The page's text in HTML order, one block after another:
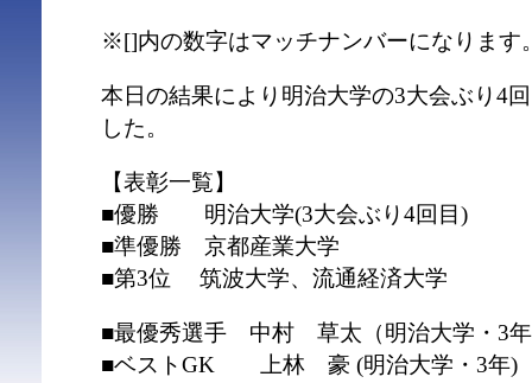
※[]内の数字はマッチナンバーになります
本日の結果により明治大学の3大会ぶり4
した。
【表彰一覧】
■優勝 明治大学(3大会ぶり4回目)
■準優勝 京都産業大学
■第3位 筑波大学、流通経済大学
■最優秀選手 中村 草太（明治大学・3
■ベストGK 上林 豪 (明治大学・3年)